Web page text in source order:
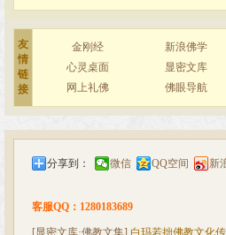
友
情
链
接
金刚经 新浪佛学
心灵桌面
显密文库
网上礼佛
佛眼导航
分享到： 微信 QQ空间 新
客服QQ：1280183689
[显密文库·佛教文集] 白玛若拙佛教文化